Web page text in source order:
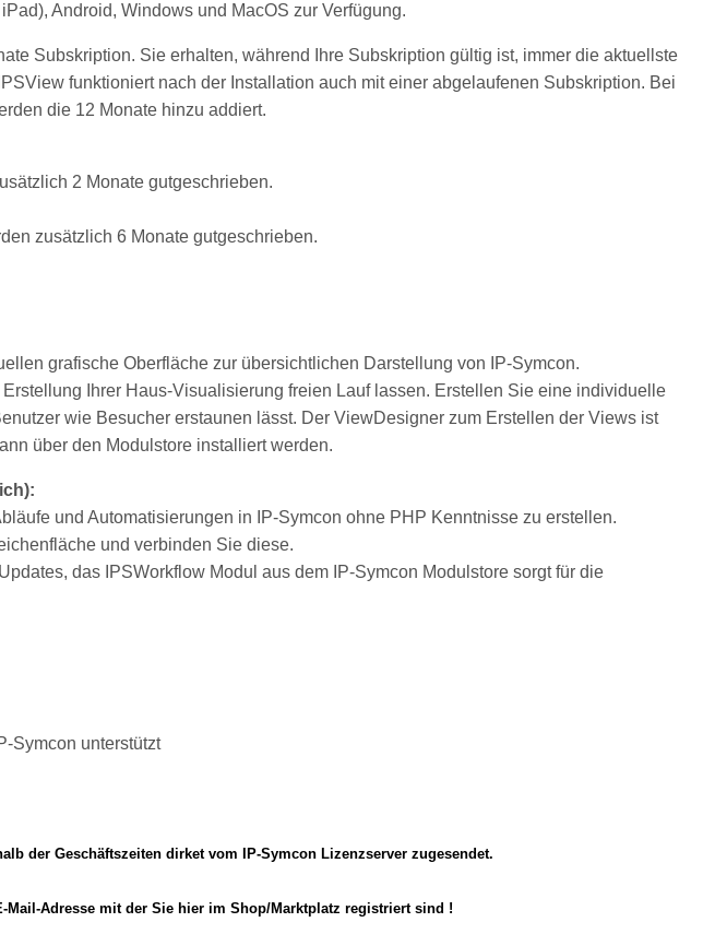
Android, Windows und MacOS zur Verfügung.
Subskription. Sie erhalten, während Ihre Subskription gültig ist, immer die aktuellste
funktioniert nach der Installation auch mit einer abgelaufenen Subskription. Bei
die 12 Monate hinzu addiert.
2 Monate gutgeschrieben.
zusätzlich 6 Monate gutgeschrieben.
grafische Oberfläche zur übersichtlichen Darstellung von IP-Symcon.
Ihrer Haus-Visualisierung freien Lauf lassen. Erstellen Sie eine individuelle
wie Besucher erstaunen lässt. Der ViewDesigner zum Erstellen der Views ist
über den Modulstore installiert werden.
und Automatisierungen in IP-Symcon ohne PHP Kenntnisse zu erstellen.
und verbinden Sie diese.
das IPSWorkflow Modul aus dem IP-Symcon Modulstore sorgt für die
Symcon unterstützt
der Geschäftszeiten dirket vom IP-Symcon Lizenzserver zugesendet.
Adresse mit der Sie hier im Shop/Marktplatz registriert sind !